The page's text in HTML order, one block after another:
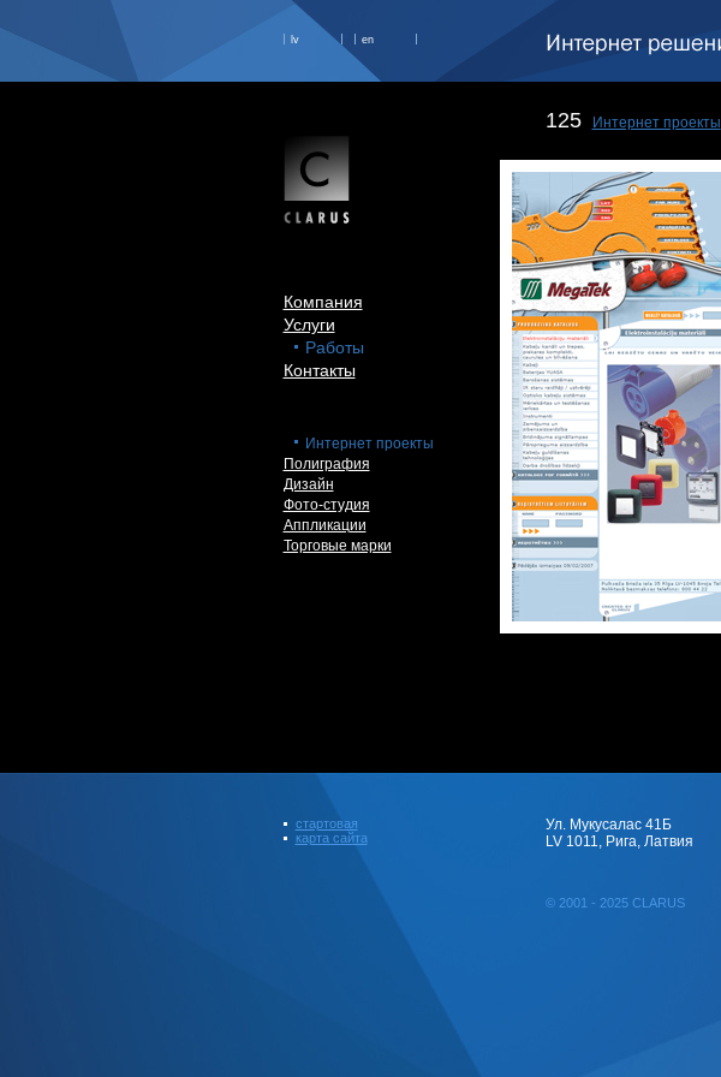
lv en
Компания
Услуги
Работы
Контакты
Интернет проекты
Полиграфия
Дизайн
Фото-студия
Аппликации
Торговые марки
125 Интернет проекты
стартовая
карта сайта
Ул. Мукусалас 41Б
LV 1011, Рига, Латвия
© 2001 - 2025 CLARUS